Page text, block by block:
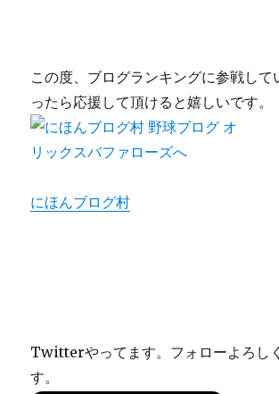
この度、ブログランキングに参戦して
ったら応援して頂けると嬉しいです。
にほんブログ村
Twitterやってます。フォローよろし
す。